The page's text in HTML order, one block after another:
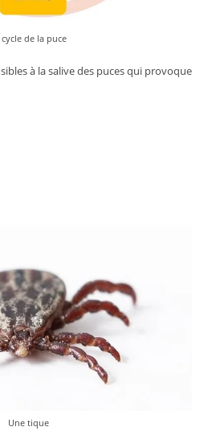
cycle de la puce
à la salive des puces qui provoque
Une tique